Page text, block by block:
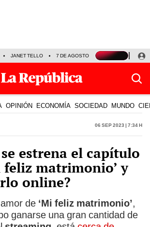
JANET TELLO 7 DE AGOSTO TINKA RESULTADOS
OPINIÓN ECONOMÍA SOCIEDAD MUNDO
06 Sep 2023 | 7:34 h
estrena el capítulo
feliz matrimonio’ y
online?
de ‘Mi feliz matrimonio’,
ganarse una gran cantidad de